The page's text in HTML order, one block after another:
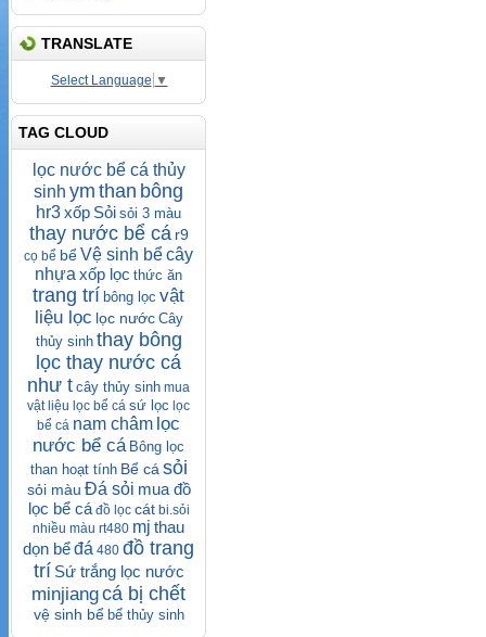
TRANSLATE
Select Language ▼
TAG CLOUD
lọc nước bể cá thủy
sinh ym than bông
hr3xốp Sỏi sỏi 3 màu
thay nước bể cá r9
cọ bể bểVệ sinh bểcây
nhựa xốp lọc thức ăn
trang trí bông lọc vật
liệu lọc lọc nước Cây
thủy sinh thay bông
lọc thay nước cá
như t cây thủy sinh mua
vật liệu lọc bể cá sứ lọc lọc
bể cá nam châm lọc
nước bể cá Bông lọc
than hoạt tính Bể cá sỏi
sỏi màu Đá sỏi mua đồ
lọc bể cá đồ lọc cát bi.sỏi
nhiều màu rt480 mj thau
dọn bểđá 480 đồ trang
trí Sứ trắng lọc nước
minjiangcá bị chết
vệ sinh bể bể thủy sinh